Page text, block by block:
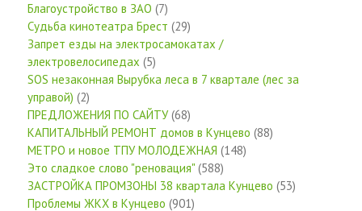
Благоустройство в ЗАО (7)
Судьба кинотеатра Брест (29)
Запрет езды на электросамокатах /
электровелосипедах (5)
SOS незаконная Вырубка леса в 7 квартале (лес за
управой) (2)
ПРЕДЛОЖЕНИЯ ПО САЙТУ(68)
КАПИТАЛЬНЫЙ РЕМОНТ домов в Кунцево (88)
МЕТРО и новое ТПУ МОЛОДЕЖНАЯ (148)
Это сладкое слово "реновация" (588)
ЗАСТРОЙКА ПРОМЗОНЫ 38 квартала Кунцево (53)
Проблемы ЖКХ в Кунцево (901)